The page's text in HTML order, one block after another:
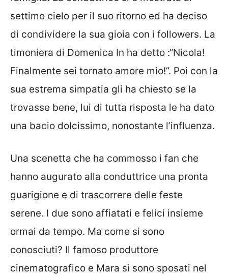
settimo cielo per il suo ritorno ed ha deciso
di condividere la sua gioia con i followers. La
timoniera di Domenica In ha detto :“Nicola!
Finalmente sei tornato amore mio!”. Poi con la
sua estrema simpatia gli ha chiesto se la
trovasse bene, lui di tutta risposta le ha dato
una bacio dolcissimo, nonostante l’influenza.
Una scenetta che ha commosso i fan che
hanno augurato alla conduttrice una pronta
guarigione e di trascorrere delle feste
serene. I due sono affiatati e felici insieme
ormai da tempo. Ma come si sono
conosciuti? Il famoso produttore
cinematografico e Mara si sono sposati nel